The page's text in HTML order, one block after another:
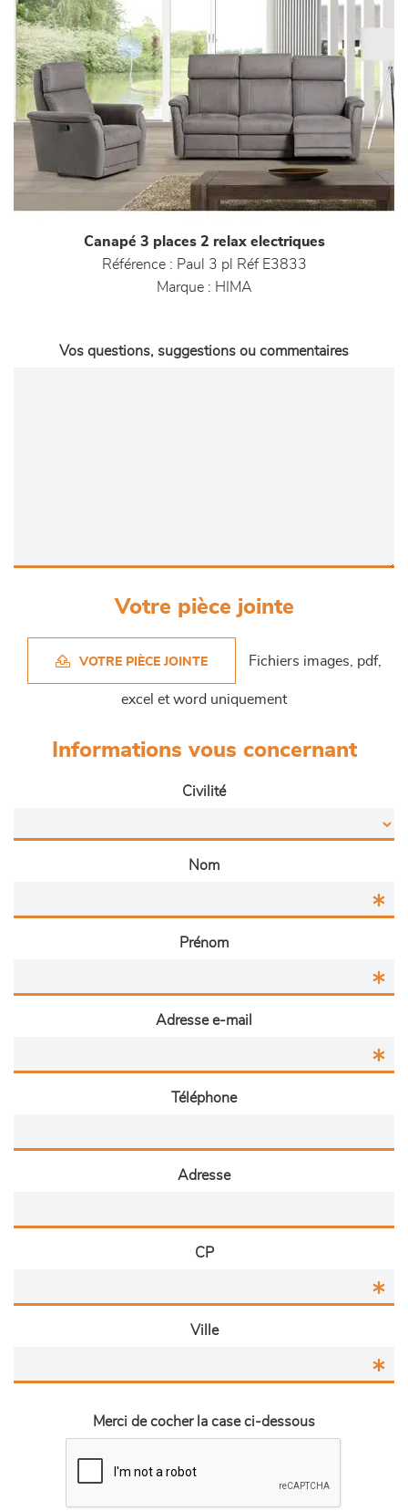
Canapé 3 places 2 relax electriques
Référence : Paul 3 pl Réf E3833
Marque : HIMA
Vos questions, suggestions ou commentaires
Votre pièce jointe
VOTRE PIÈCE JOINTE Fichiers images, pdf,
excel et word uniquement
Informations vous concernant
Civilité
Nom
Prénom
Adresse e-mail
Téléphone
Adresse
CP
Ville
Merci de cocher la case ci-dessous